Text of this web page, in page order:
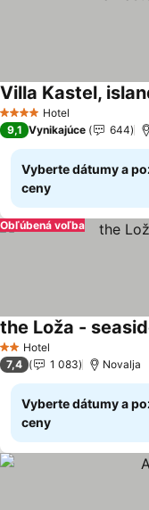
4 Počet hviezdičiek
Hotel
Villa Kastel,
9,1 Vynikajúce 644
Vyberte dátumy a
ceny
Obľúbená voľba
2 Počet hviezdičiek
Hotel
the Loža -
7,4 1 083 Novalja
Vyberte dátumy a
ceny